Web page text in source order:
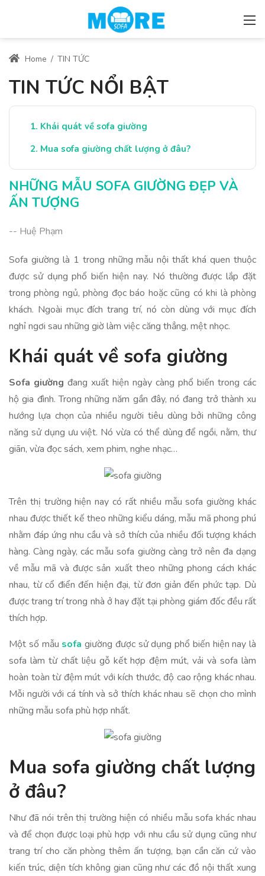
Home / TIN TỨC
TIN TỨC NỔI BẬT
Khái quát về sofa giường
Mua sofa giường chất lượng ở đâu?
NHỮNG MẪU SOFA GIƯỜNG ĐẸP VÀ
ẤN TƯỢNG
-- Huệ Phạm
Sofa giường là 1 trong những mẫu nội thất khá quen thuộc
được sử dụng phổ biến hiện nay. Nó thường được lắp đặt
trong phòng ngủ, phòng đọc báo hoặc cũng có khi là phòng
khách. Ngoài mục đích trang trí, nó còn dùng với mục đích
nghỉ ngơi sau những giờ làm việc căng thẳng, mệt nhọc.
Khái quát về sofa giường
Sofa giường đang xuất hiện ngày càng phổ biến trong các
hộ gia đình. Trong những năm gần đây, nó đang trở thành xu
hướng lựa chọn của nhiều người tiêu dùng bởi những công
năng sử dụng ưu việt. Nó vừa có thể dùng để ngồi, nằm, thư
giãn, vừa đọc sách, xem phim, nghe nhạc…
Trên thị trường hiện nay có rất nhiều mẫu sofa giường khác
nhau được thiết kế theo những kiểu dáng, mẫu mã phong phú
nhằm đáp ứng nhu cầu và sở thích của nhiều đối tượng khách
hàng. Càng ngày, các mẫu sofa giường càng trở nên đa dạng
về mẫu mã và được sản xuất theo những phong cách khác
nhau, từ cổ điển đến hiện đại, từ đơn giản đến phức tạp. Dù
được trang trí trong nhà ở hay đặt tại phòng giám đốc đều rất
thích hợp.
Một số mẫu sofa giường được sử dụng phổ biến hiện nay là
sofa làm từ chất liệu gỗ kết hợp đệm mút, vải và sofa làm
hoàn toàn từ đệm mút với kích thước, độ cao rộng khác nhau.
Mỗi người với cá tính và sở thích khác nhau sẽ chọn cho mình
những mẫu sofa phù hợp nhất.
Mua sofa giường chất lượng
ở đâu?
Như đã nói trên thị trường hiện có nhiều mẫu sofa khác nhau
và để chọn được loại phù hợp với nhu cầu sử dụng cũng như
trang trí cho căn phòng thêm ấn tượng, bạn cần căn cứ vào
kiến trúc, diện tích không gian cũng như các đồ nội thất xung